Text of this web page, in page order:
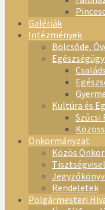
Galériák
Intézmények
Bölcsőde,
Kultúra és
Önkormányzat
Közös
Rendeletek
Polgármesteri